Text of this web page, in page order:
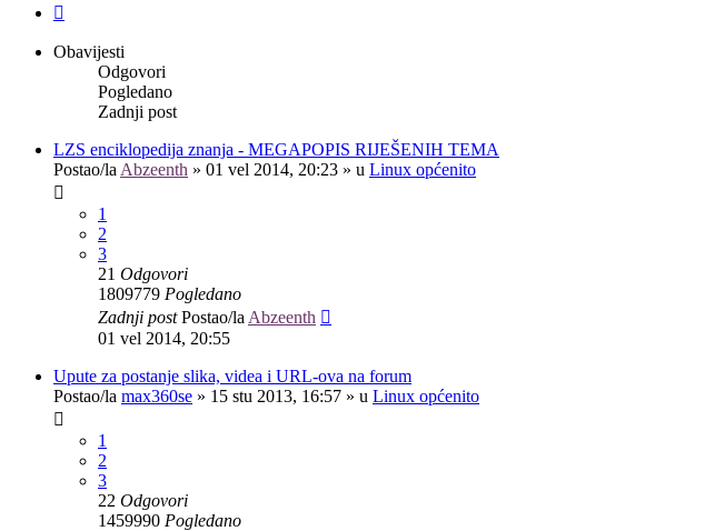
Obavijesti
Odgovori
Pogledano
Zadnji post
LZS enciklopedija znanja - MEGAPOPIS RIJEŠENIH TEMA
Postao/la Abzeenth » 01 vel 2014, 20:23 » u Linux općenito
1
2
3
21 Odgovori
1809779 Pogledano
Zadnji postPostao/la Abzeenth
01 vel 2014, 20:55
Upute za postanje slika, videa i URL-ova na forum
Postao/la max360se » 15 stu 2013, 16:57 » u Linux općenito
1
2
3
22 Odgovori
1459990 Pogledano